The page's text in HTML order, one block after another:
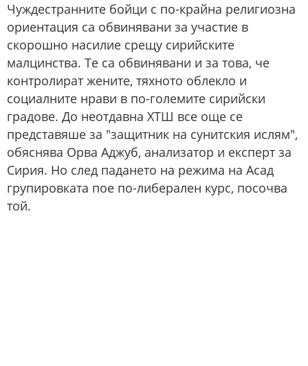
Чуждестранните бойци с по-крайна религиозна
ориентация са обвинявани за участие в
скорошно насилие срещу сирийските
малцинства. Те са обвинявани и за това, че
контролират жените, тяхното облекло и
социалните нрави в по-големите сирийски
градове. До неотдавна ХТШ все още се
представяше за "защитник на сунитския ислям",
обяснява Орва Аджуб, анализатор и експерт за
Сирия. Но след падането на режима на Асад
групировката пое по-либерален курс, посочва
той.